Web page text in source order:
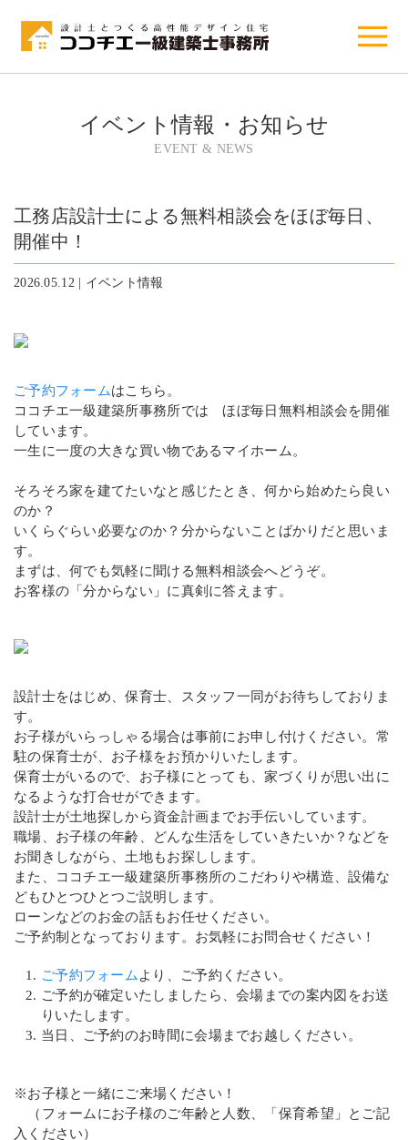
イベント情報・お知らせ
EVENT & NEWS
工務店設計士による無料相談会をほぼ毎日、
開催中！
2026.05.12 | イベント情報
ご予約フォームはこちら。
ココチエ一級建築所事務所では ほぼ毎日無料相談会を開催
しています。
一生に一度の大きな買い物であるマイホーム。
そろそろ家を建てたいなと感じたとき、何から始めたら良い
のか？
いくらぐらい必要なのか？分からないことばかりだと思いま
す。
まずは、何でも気軽に聞ける無料相談会へどうぞ。
お客様の「分からない」に真剣に答えます。
設計士をはじめ、保育士、スタッフ一同がお待ちしておりま
す。
お子様がいらっしゃる場合は事前にお申し付けください。常
駐の保育士が、お子様をお預かりいたします。
保育士がいるので、お子様にとっても、家づくりが思い出に
なるような打合せができます。
設計士が土地探しから資金計画までお手伝いしています。
職場、お子様の年齢、どんな生活をしていきたいか？などを
お聞きしながら、土地もお探しします。
また、ココチエ一級建築所事務所のこだわりや構造、設備な
どもひとつひとつご説明します。
ローンなどのお金の話もお任せください。
ご予約制となっております。お気軽にお問合せください！
ご予約フォーム より、ご予約ください。
ご予約が確定いたしましたら、会場までの案内図をお送
りいたします。
当日、ご予約のお時間に会場までお越しください。
※お子様と一緒にご来場ください！
（フォームにお子様のご年齢と人数、「保育希望」とご記
入ください）